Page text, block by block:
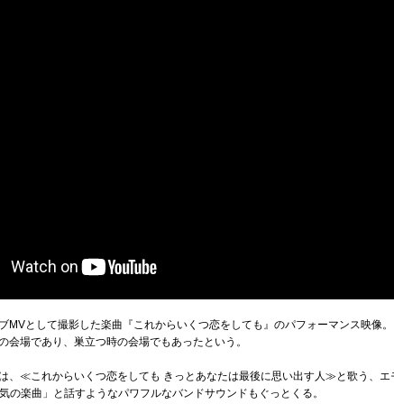
MVとして撮影した楽曲『これからいくつ恋をしても』のパフォーマンス映像。
会場であり、巣立つ時の会場でもあったという。
、≪これからいくつ恋をしても きっとあなたは最後に思い出す人≫と歌う、
の楽曲」と話すようなパワフルなバンドサウンドもぐっとくる。